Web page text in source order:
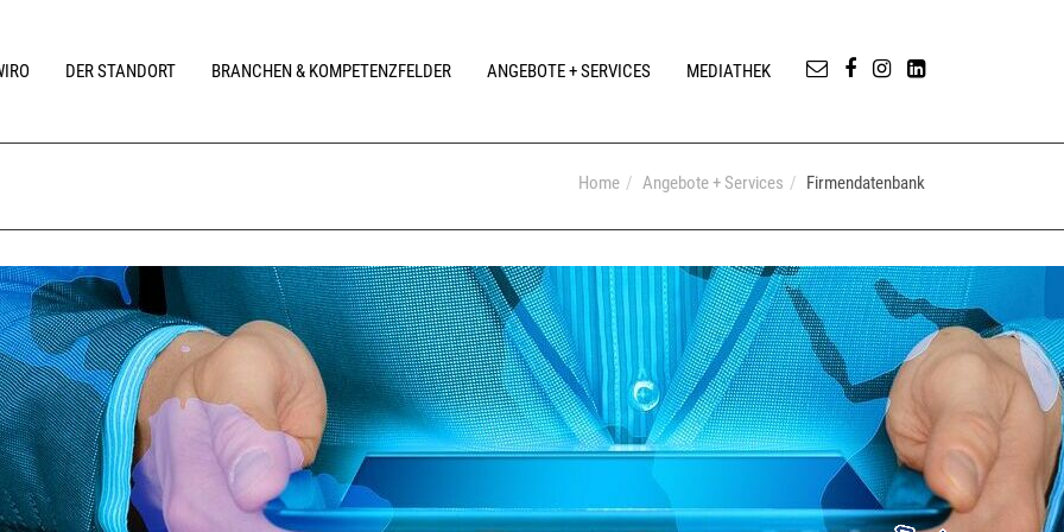
DER STANDORT BRANCHEN & KOMPETENZFELDER ANGEBOTE + SERVICES MEDIATHEK
Home Angebote + Services Firmendatenbank